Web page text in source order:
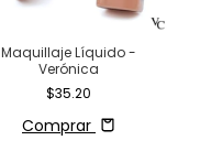
Maquillaje Líquido -
Verónica
$35.20
Comprar